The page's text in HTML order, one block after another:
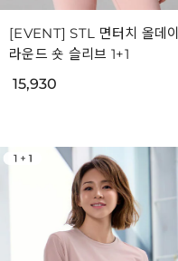
[EVENT] STL 면터치 올데이
라운드 숏 슬리브 1+1
15,930